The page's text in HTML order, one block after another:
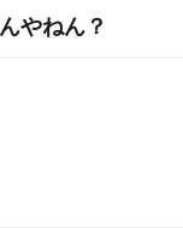
やねん？